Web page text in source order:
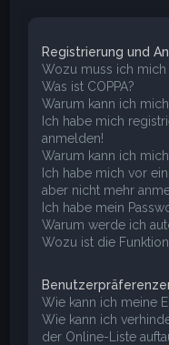
Registrierung und
Wozu muss ich mich
Was ist COPPA?
Warum kann ich
Ich habe mich
anmelden!
Warum kann ich
Ich habe mich vor
aber nicht mehr
Ich habe mein
Warum werde ich
Wozu ist die
Wie kann ich meine
Wie kann ich
der Online-Liste